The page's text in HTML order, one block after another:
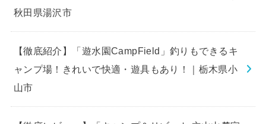
秋田県湯沢市
【徹底紹介】「遊水園CampField」釣りもできるキ
ャンプ場！きれいで快適・遊具もあり！｜栃木県小
山市